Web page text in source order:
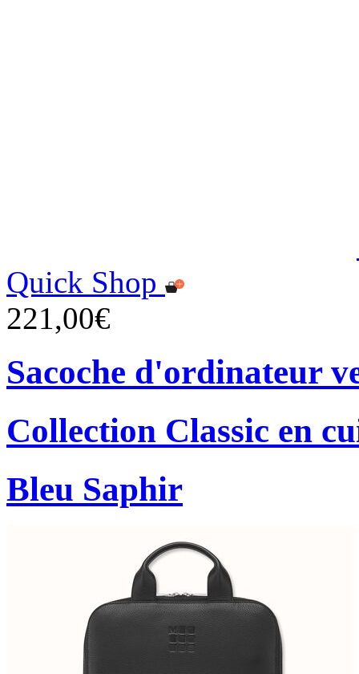
Quick Shop
221,00€
Sacoche d'ordinateur
Collection Classic en
Bleu Saphir